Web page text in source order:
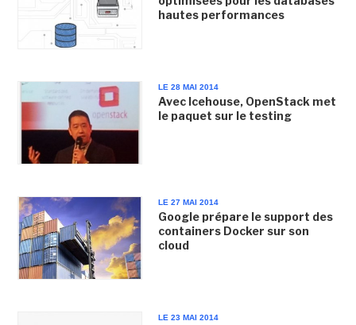
hautes performances
LE 28 MAI 2014
Avec Icehouse, OpenStack met
le paquet sur le testing
LE 27 MAI 2014
Google prépare le support des
containers Docker sur son
cloud
LE 23 MAI 2014